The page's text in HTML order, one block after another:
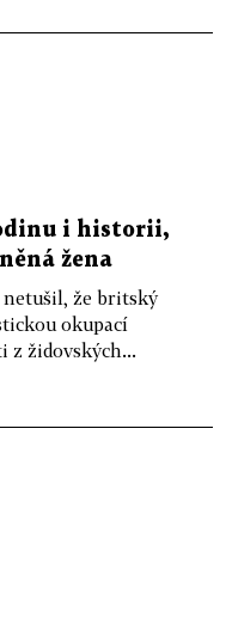
i historii,
žena
netušil, že britský
okupací
z židovských...